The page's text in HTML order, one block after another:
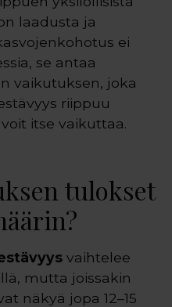
laadusta ja
ei
se antaa
vaikutuksen, joka
riippuu
itse vaikuttaa.
tulokset
vaihtelee
mutta joissakin
näkyä jopa 12–15